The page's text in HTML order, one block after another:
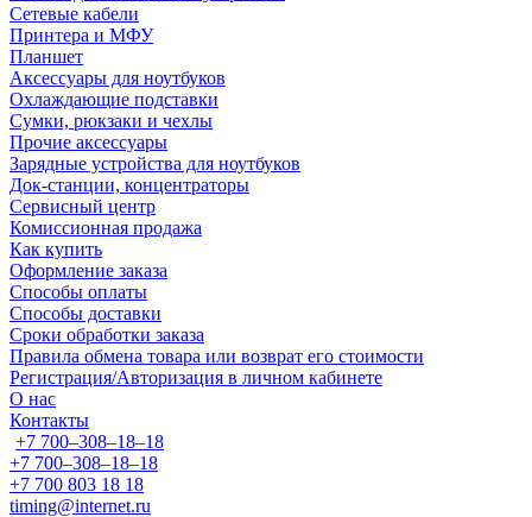
Сетевые кабели
Принтера и МФУ
Планшет
Аксессуары для ноутбуков
Охлаждающие подставки
Сумки, рюкзаки и чехлы
Прочие аксессуары
Зарядные устройства для ноутбуков
Док-станции, концентраторы
Сервисный центр
Комиссионная продажа
Как купить
Оформление заказа
Способы оплаты
Способы доставки
Сроки обработки заказа
Правила обмена товара или возврат его стоимости
Регистрация/Авторизация в личном кабинете
О нас
Контакты
+7 700‒308‒18‒18
+7 700‒308‒18‒18
+7 700 803 18 18
timing@internet.ru